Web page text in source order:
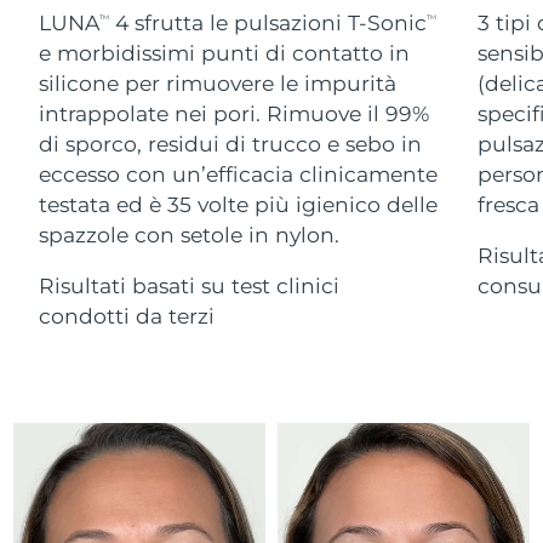
LUNATM 4 sfrutta le pulsazioni T-SonicTM
e morbidissimi punti di contatto in
silicone per rimuovere le impurità
intrappolate nei pori. Rimuove il 99%
di sporco, residui di trucco e sebo in
eccesso con un’efficacia clinicamente
testata ed è 35 volte più igienico delle
spazzole con setole in nylon.
Risultati basati su test clinici
condotti da terzi
3 tipi
For healthy hair
18% PAP
Cosmetici Uomini
Vedi tutto
APP FOREO
Israele Consegna stimata 8/15/26
Italia Consegna stimata 8/11/26
Giappone Consegna stimata 8/14/26
Jersey Consegna stimata 8/16/26
8/13/26
Kuwait
Libano Consegna stimata8/12/26
Lituania Consegna stimata 8/11/26